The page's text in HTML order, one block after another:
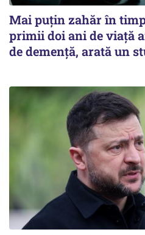
Mai puțin zahăr în
primii doi ani de viață
de demență, arată un